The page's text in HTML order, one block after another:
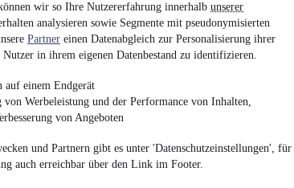
wir so Ihre Nutzererfahrung innerhalb unserer
analysieren sowie Segmente mit pseudonymisierten
Partner einen Datenabgleich zur Personalisierung ihrer
in ihrem eigenen Datenbestand zu identifizieren.
einem Endgerät
Werbeleistung und der Performance von Inhalten,
von Angeboten
und Partnern gibt es unter 'Datenschutzeinstellungen', für
auch erreichbar über den Link im Footer.